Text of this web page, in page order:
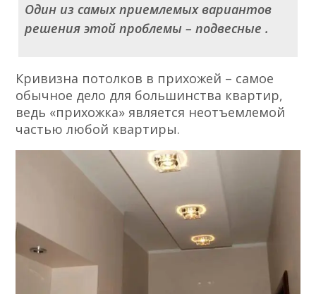
Один из самых приемлемых вариантов
решения этой проблемы – подвесные .
Кривизна потолков в прихожей – самое
обычное дело для большинства квартир,
ведь «прихожка» является неотъемлемой
частью любой квартиры.